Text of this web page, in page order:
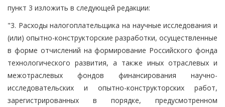
пункт 3 изложить в следующей редакции:
"3. Расходы налогоплательщика на научные исследования и
(или) опытно-конструкторские разработки, осуществленные
в форме отчислений на формирование Российского фонда
технологического развития, а также иных отраслевых и
межотраслевых фондов финансирования научно-
исследовательских и опытно-конструкторских работ,
зарегистрированных в порядке, предусмотренном